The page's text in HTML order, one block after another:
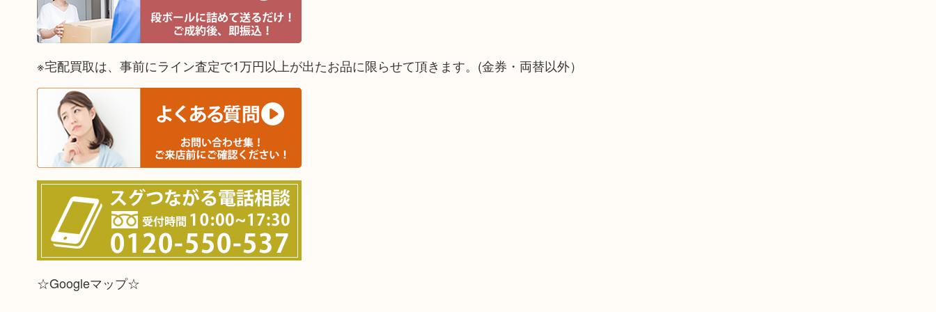
※宅配買取は、事前にライン査定で1万円以上が出たお品に限らせて頂きます。(金券・両替以外）
☆Googleマップ☆